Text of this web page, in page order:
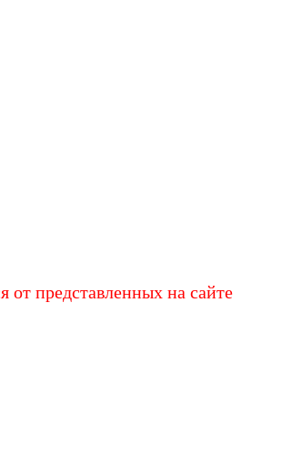
от представленных на сайте